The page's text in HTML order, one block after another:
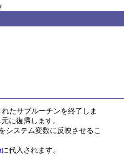
たサブルーチンを終了しま
に復帰します。
システム変数に反映させるこ
に代入されます。